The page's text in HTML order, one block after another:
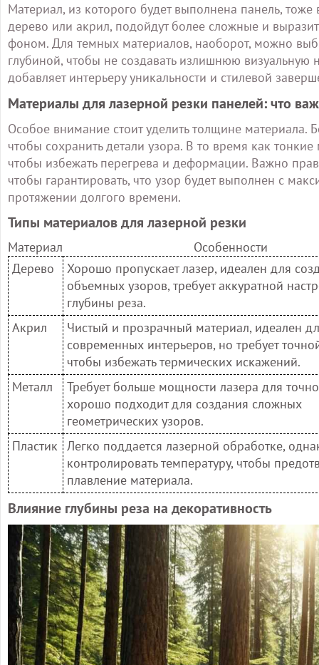
Материал, из которого будет выполнена панель,
дерево или акрил, подойдут более сложные и
фоном. Для темных материалов, наоборот, можно
глубиной, чтобы не создавать излишнюю визуальную
добавляет интерьеру уникальности и стилевой
Материалы для лазерной резки панелей: что
Особое внимание стоит уделить толщине материала.
чтобы сохранить детали узора. В то время как
чтобы избежать перегрева и деформации. Важно
чтобы гарантировать, что узор будет выполнен с
протяжении долгого времени.
Типы материалов для лазерной резки
Материал
Особенности
Дерево
Хорошо пропускает лазер, идеален для
объемных узоров, требует аккуратной
глубины реза.
Акрил
Чистый и прозрачный материал, идеален
современных интерьеров, но требует
чтобы избежать термических искажений.
Металл
Требует больше мощности лазера для
хорошо подходит для создания сложных
геометрических узоров.
Пластик
Легко поддается лазерной обработке,
контролировать температуру, чтобы
плавление материала.
Влияние глубины реза на декоративность